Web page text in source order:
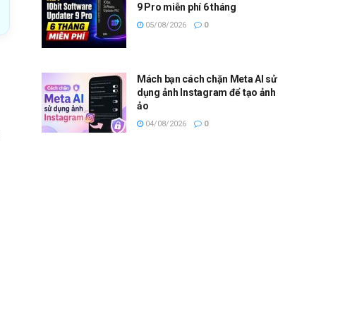
9 Pro miễn phí 6 tháng
05/08/2026 0
Mách bạn cách chặn Meta AI sử
dụng ảnh Instagram để tạo ảnh
ảo
04/08/2026 0